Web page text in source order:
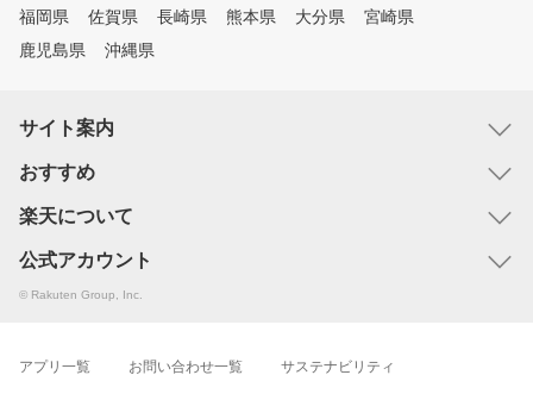
福岡県
佐賀県 長崎県 熊本県 大分県
宮崎県
鹿児島県
沖縄県
サイト案内
おすすめ
楽天について
公式アカウント
© Rakuten Group, Inc.
アプリ一覧 お問い合わせ一覧 サステナビリティ